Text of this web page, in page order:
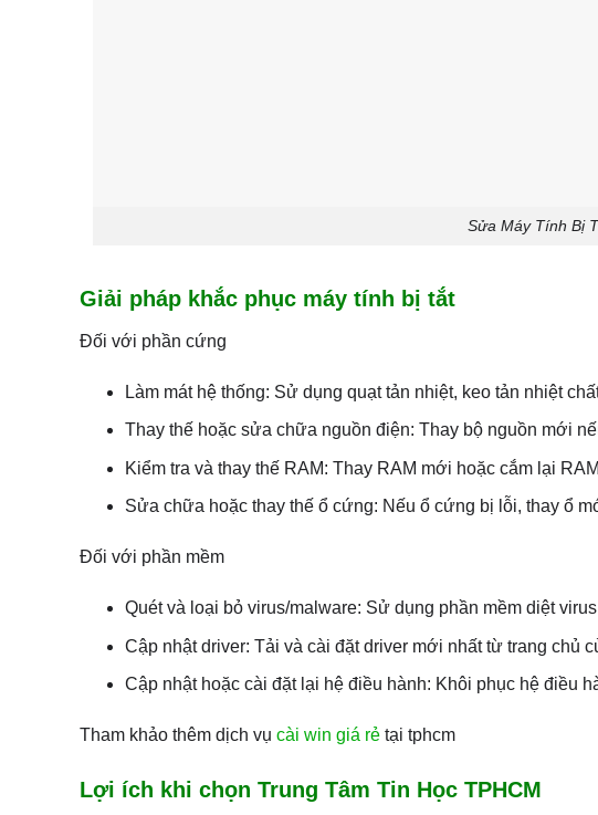
Sửa Máy Tính Bị
Giải pháp khắc phục máy tính bị tắt
Đối với phần cứng
Làm mát hệ thống: Sử dụng quạt tản nhiệt, keo tản nhiệt
Thay thế hoặc sửa chữa nguồn điện: Thay bộ nguồn mới
Kiểm tra và thay thế RAM: Thay RAM mới hoặc cắm lại
Sửa chữa hoặc thay thế ổ cứng: Nếu ổ cứng bị lỗi, thay ổ
Đối với phần mềm
Quét và loại bỏ virus/malware: Sử dụng phần mềm diệt
Cập nhật driver: Tải và cài đặt driver mới nhất từ trang chủ
Cập nhật hoặc cài đặt lại hệ điều hành: Khôi phục hệ điều
Tham khảo thêm dịch vụ cài win giá rẻ tại tphcm
Lợi ích khi chọn Trung Tâm Tin Học TPHCM